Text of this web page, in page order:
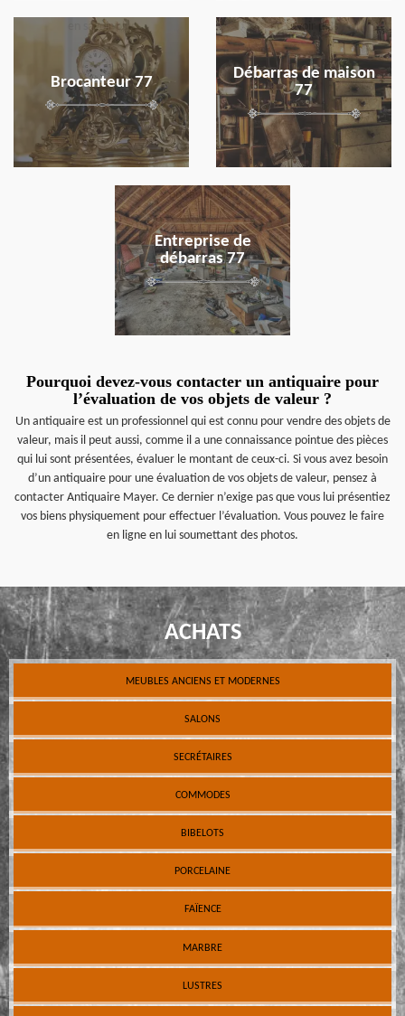
Brocanteur 77
en savoir plus
Débarras de maison
77
en savoir plus
Entreprise de
débarras 77
en savoir plus
Pourquoi devez-vous contacter un antiquaire pour
l’évaluation de vos objets de valeur ?
Un antiquaire est un professionnel qui est connu pour vendre des objets de
valeur, mais il peut aussi, comme il a une connaissance pointue des pièces
qui lui sont présentées, évaluer le montant de ceux-ci. Si vous avez besoin
d’un antiquaire pour une évaluation de vos objets de valeur, pensez à
contacter Antiquaire Mayer. Ce dernier n’exige pas que vous lui présentiez
vos biens physiquement pour effectuer l’évaluation. Vous pouvez le faire
en ligne en lui soumettant des photos.
ACHATS
MEUBLES ANCIENS ET MODERNES
SALONS
SECRÉTAIRES
COMMODES
BIBELOTS
PORCELAINE
FAÏENCE
MARBRE
LUSTRES